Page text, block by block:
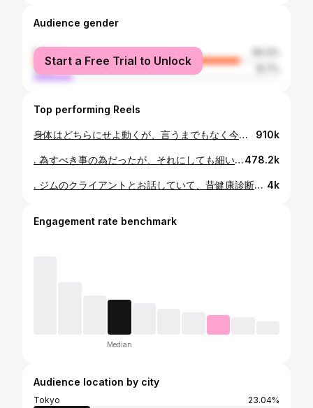
Audience gender
female
male
Start a Free Trial to Unlock
Top performing Reels
身体はどちらにせよ動くが、言うまでもなく今の方が調子が良い🔥 身体への理解を深めれば不調は減る。 #ライフスタイル #life #ワークアウト #生活習慣 910k
. 為すべき事の為だったが、それにしても細い。 筋肉量が減れば太りやすい身体になりますが、痩せ過ぎは頬がコケたり肌荒れ、生理不順など色々不調もおこります。 痩せるなら綺麗で健康的に。 2007/fated478.2k
. ジムのクライアントとお話していて、昔健康診断で耳が引っかかったと。 ふと思い出だしたのが、昔何かの番組で幕張の方の会場で踊った時、本番ある一定の音だけ聞こえず、どこで音取ったらいいかわからなくなってしまった。 振りは入っているが、踊る音は聞こえず他の音は聞こえるからものすごくやりづらかった。 周りの皆の動きを感じて一定のリズムで動きました。 終わった後、皆に音変じゃなかったと聞いたら普通だったよと。 前にも後にもそれ一回でそのまま忘れてたけど、LIVE本番でもメインステージ外だと本人の聞こえている音とズレがあるので呼吸もズレる。 絡みがある以上、それは大きな障害なのでそれでたまに爆音のイヤモニ付けたり、リハでもソロの時は自分の中で物語を作っていて、納得いかないところは繰り返し繰り返し踊っては一挙一動を作り込んだ。 1番時間がかかって研ぎ澄ましてる中なので、集中したく周りの話し声さえ聞こえないよう、爆音のイヤフォンしてました。 何回コード絡まってイラついたか。笑 その研ぎ澄ます曲をいったいいくつやったんだろう。 もしかすると僕は、ある一定の周波数の音が聞こえなくなっているのかもしれません。 もうすぐ健康診断なので、ついでに耳鼻科も行ってみたいと思います😌 #エピソード #ayumihamasaki #live #ダンサー #dancer #一挙一動 #聴力 #周波数 #健康 #健康診断 #太く生きよう 4k
Engagement rate benchmark
Median
Audience location by city
Tokyo
23.04%